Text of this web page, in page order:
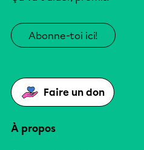
Abonne-toi ici!
Faire un don
À propos